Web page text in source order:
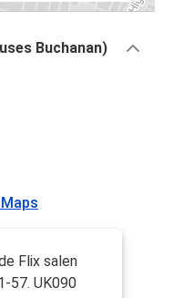
Buchanan)
Flix salen
57. UK090